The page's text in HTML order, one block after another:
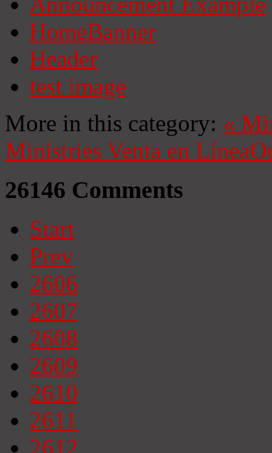
HomeBanner
Header
test image
More in this category: «
Ministries Venta en Línea
26146 Comments
Start
Prev
2606
2607
2608
2609
2610
2611
2612